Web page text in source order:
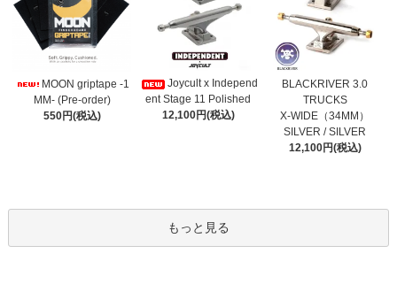
MOON griptape -1
MM- (Pre-order)
550円(税込)
Joycult x Independ
ent Stage 11 Polished
12,100円(税込)
BLACKRIVER 3.0
TRUCKS
X-WIDE（34MM）
SILVER / SILVER
12,100円(税込)
もっと見る